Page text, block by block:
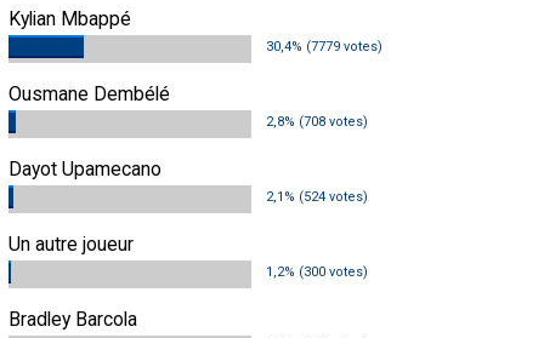
Kylian Mbappé
30,4% (7779 votes)
Ousmane Dembélé
2,8% (708 votes)
Dayot Upamecano
2,1% (524 votes)
Un autre joueur
1,2% (300 votes)
Bradley Barcola
Contact / Signaler un bug
Recrutement Maxifoot
Mentions légales